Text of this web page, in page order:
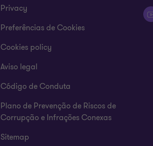
Privacy
Preferências de Cookies
Cookies policy
Aviso legal
Código de Conduta
Plano de Prevenção de Riscos de
Corrupção e Infrações Conexas
Sitemap